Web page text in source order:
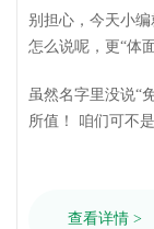
别担心，今天小
怎么说呢，更“体
虽然名字里没说“
所值！ 咱们可不是那种简陋的小仓库，而是提供专业、安全、私
查看详情 >